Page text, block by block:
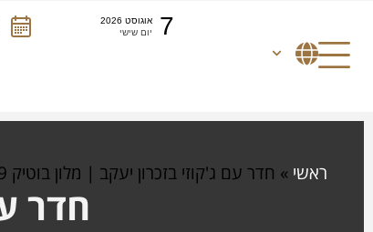
7
אוגוסט 2026
יום שישי
ראשי » חדר עם ג'קוזי בזכרון יעקב | מלון בוטיק 49
חדר